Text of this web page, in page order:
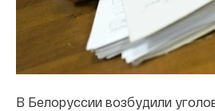
В Белоруссии возбудили